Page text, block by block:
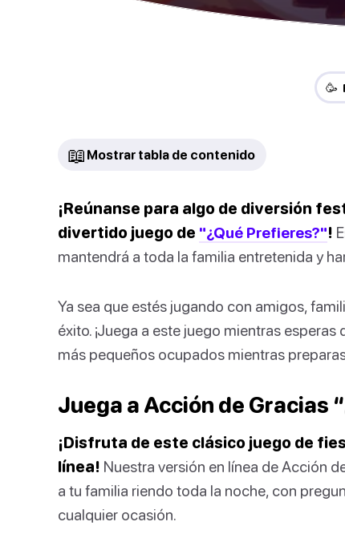
🥳
📖 Mostrar tabla de contenido
¡Reúnanse para algo de diversión
divertido juego de "¿Qué Prefieres?"!
mantendrá a toda la familia entretenida y
Ya sea que estés jugando con amigos,
éxito. ¡Juega a este juego mientras
más pequeños ocupados mientras
Juega a Acción de Gracias
¡Disfruta de este clásico juego de
línea! Nuestra versión en línea de Acción
a tu familia riendo toda la noche, con
cualquier ocasión.